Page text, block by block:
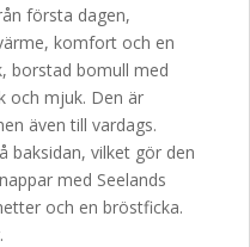
första dagen,
komfort och en
borstad bomull med
och mjuk. Den är
även till vardags.
baksidan, vilket gör den
med Seelands
och en bröstficka.